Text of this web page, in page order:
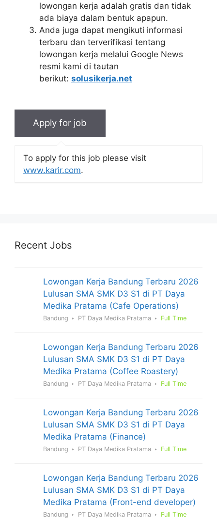
lowongan kerja adalah gratis dan tidak
ada biaya dalam bentuk apapun.
Anda juga dapat mengikuti informasi
terbaru dan terverifikasi tentang
lowongan kerja melalui Google News
resmi kami di tautan
berikut: solusikerja.net
To apply for this job please visit
www.karir.com.
Recent Jobs
Lowongan Kerja Bandung Terbaru 2026
Lulusan SMA SMK D3 S1 di PT Daya
Medika Pratama (Cafe Operations)
Bandung PT Daya Medika Pratama Full Time
Lowongan Kerja Bandung Terbaru 2026
Lulusan SMA SMK D3 S1 di PT Daya
Medika Pratama (Coffee Roastery)
Bandung PT Daya Medika Pratama Full Time
Lowongan Kerja Bandung Terbaru 2026
Lulusan SMA SMK D3 S1 di PT Daya
Medika Pratama (Finance)
Bandung PT Daya Medika Pratama Full Time
Lowongan Kerja Bandung Terbaru 2026
Lulusan SMA SMK D3 S1 di PT Daya
Medika Pratama (Front-end developer)
Bandung PT Daya Medika Pratama Full Time